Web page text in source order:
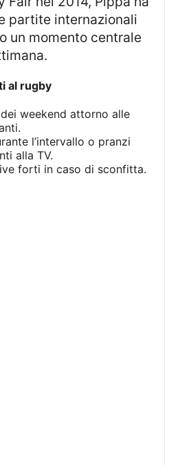
partite internazionali
un momento centrale
al rugby
weekend attorno alle
l’intervallo o pranzi
alla TV.
forti in caso di sconfitta.